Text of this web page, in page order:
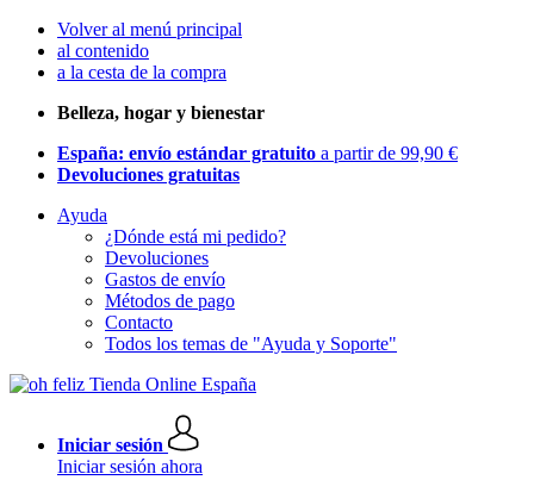
Volver al menú principal
al contenido
a la cesta de la compra
Belleza, hogar y bienestar
España: envío estándar gratuito a partir de 99,90 €
Devoluciones gratuitas
Ayuda
¿Dónde está mi pedido?
Devoluciones
Gastos de envío
Métodos de pago
Contacto
Todos los temas de "Ayuda y Soporte"
Iniciar sesión
Iniciar sesión ahora